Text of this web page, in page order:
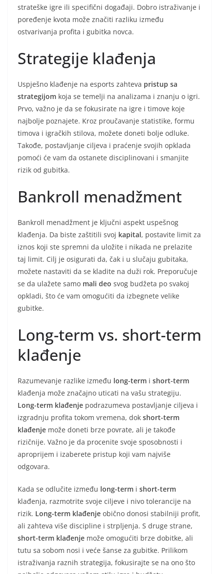
strateške igre ili specifični događaji. Dobro istraživanje i
poređenje kvota može značiti razliku između
ostvarivanja profita i gubitka novca.
Strategije klađenja
Uspješno klađenje na esports zahteva pristup sa
strategijom koja se temelji na analizama i znanju o igri.
Prvo, važno je da se fokusirate na igre i timove koje
najbolje poznajete. Kroz proučavanje statistike, formu
timova i igračkih stilova, možete doneti bolje odluke.
Takođe, postavljanje ciljeva i praćenje svojih opklada
pomoći će vam da ostanete disciplinovani i smanjite
rizik od gubitka.
Bankroll menadžment
Bankroll menadžment je ključni aspekt uspešnog
klađenja. Da biste zaštitili svoj kapital, postavite limit za
iznos koji ste spremni da uložite i nikada ne prelazite
taj limit. Cilj je osigurati da, čak i u slučaju gubitaka,
možete nastaviti da se kladite na duži rok. Preporučuje
se da ulažete samo mali deo svog budžeta po svakoj
opkladi, što će vam omogućiti da izbegnete velike
gubitke.
Long-term vs. short-term
klađenje
Razumevanje razlike između long-term i short-term
klađenja može značajno uticati na vašu strategiju.
Long-term klađenje podrazumeva postavljanje ciljeva i
izgradnju profita tokom vremena, dok short-term
klađenje može doneti brze povrate, ali je takođe
rizičnije. Važno je da procenite svoje sposobnosti i
aproprijem i izaberete pristup koji vam najviše
odgovara.
Kada se odlučite između long-term i short-term
klađenja, razmotrite svoje ciljeve i nivo tolerancije na
rizik. Long-term klađenje obično donosi stabilniji profit,
ali zahteva više discipline i strpljenja. S druge strane,
short-term klađenje može omogućiti brze dobitke, ali
tutu sa sobom nosi i veće šanse za gubitke. Prilikom
istraživanja raznih strategija, fokusirajte se na ono što